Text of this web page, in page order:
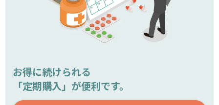
お得に続けられる
「定期購入」が便利です。